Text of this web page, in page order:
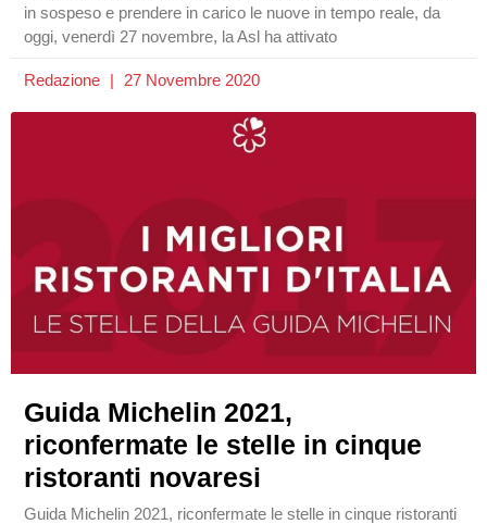
in sospeso e prendere in carico le nuove in tempo reale, da
oggi, venerdì 27 novembre, la Asl ha attivato
Redazione 27 Novembre 2020
Guida Michelin 2021,
riconfermate le stelle in cinque
ristoranti novaresi
Guida Michelin 2021, riconfermate le stelle in cinque ristoranti